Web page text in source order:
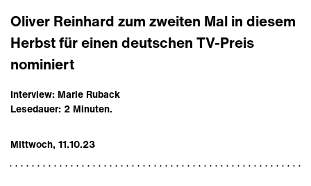
Oliver Reinhard zum zweiten Mal in diesem
Herbst für einen deutschen TV-Preis
nominiert
Interview: Marie Ruback
Lesedauer: 2 Minuten.
Mittwoch, 11.10.23